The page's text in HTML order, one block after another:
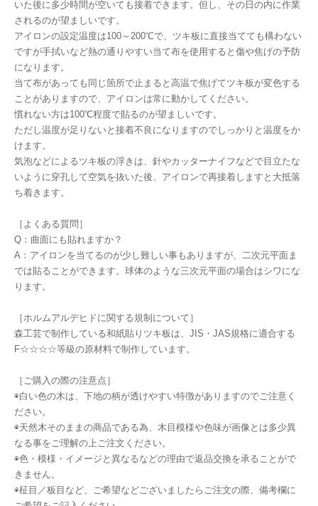
いた後に多少時間が空いても接着できます。但し、その日の内に作業
されるのが望ましいです。
アイロンの設定温度は100～200℃で、ツキ板に直接当てても構わない
ですが手拭いなど熱の通りやすい当て布を使用すると傷や焦げの予防
になります。
当て布があっても同じ箇所で止まると高温で焦げてツキ板が変色する
ことがありますので、アイロンは常に動かしてください。
慣れない方は100℃程度で貼るのが望ましいです。
ただし温度が足りないと接着不良になりますのでしっかりと温度をか
けます。
気泡などによるツキ板の浮きは、針やカッターナイフなどで目立たな
いように穿孔して空気を抜いた後、アイロンで再接着しますと大抵落
ち着きます。
［よくある質問］
Q：曲面にも貼れますか？
A：アイロンを当てるのが少し難しい事もありますが、二次元平面ま
では貼ることができます。球体のような三次元平面の場合はシワにな
ります。
［ホルムアルデヒドに関する規制について］
森工芸で制作している和紙貼りツキ板は、JIS・JAS規格に適合する
F☆☆☆☆等級の原材料で制作しています。
［ご購入の際の注意点］
◉白い色の木は、下地の柄が透けやすい特徴がありますのでご注意く
ださい。
◉天然木そのままの商品である為、木目模様や色味が画像とは多少異
なる事をご理解の上ご注文ください。
◉色・模様・イメージと異なるなどの理由で返品交換を承ることがで
きません。
◉柾目／板目など、ご希望などございましたらご注文の際、備考欄に